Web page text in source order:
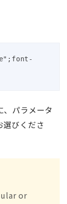
パラメータ
びくださ
or